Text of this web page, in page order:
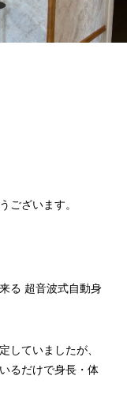
ございます。
る 超音波式自動身
していましたが、
るだけで身長・体